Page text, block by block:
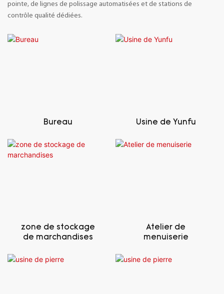
pointe, de lignes de polissage automatisées et de stations de
contrôle qualité dédiées.
Bureau Usine de Yunfu
zone de stockage
de marchandises
Atelier de
menuiserie